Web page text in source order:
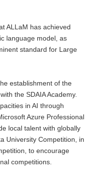
ALLaM has achieved
language model, as
standard for Large
establishment of the
the SDAIA Academy.
in AI through
Azure Professional
local talent with globally
University Competition, in
to encourage
competitions.